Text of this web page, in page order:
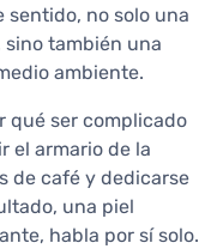
sentido, no solo una
sino también una
ambiente.
qué ser complicado
el armario de la
de café y dedicarse
una piel
habla por sí solo.